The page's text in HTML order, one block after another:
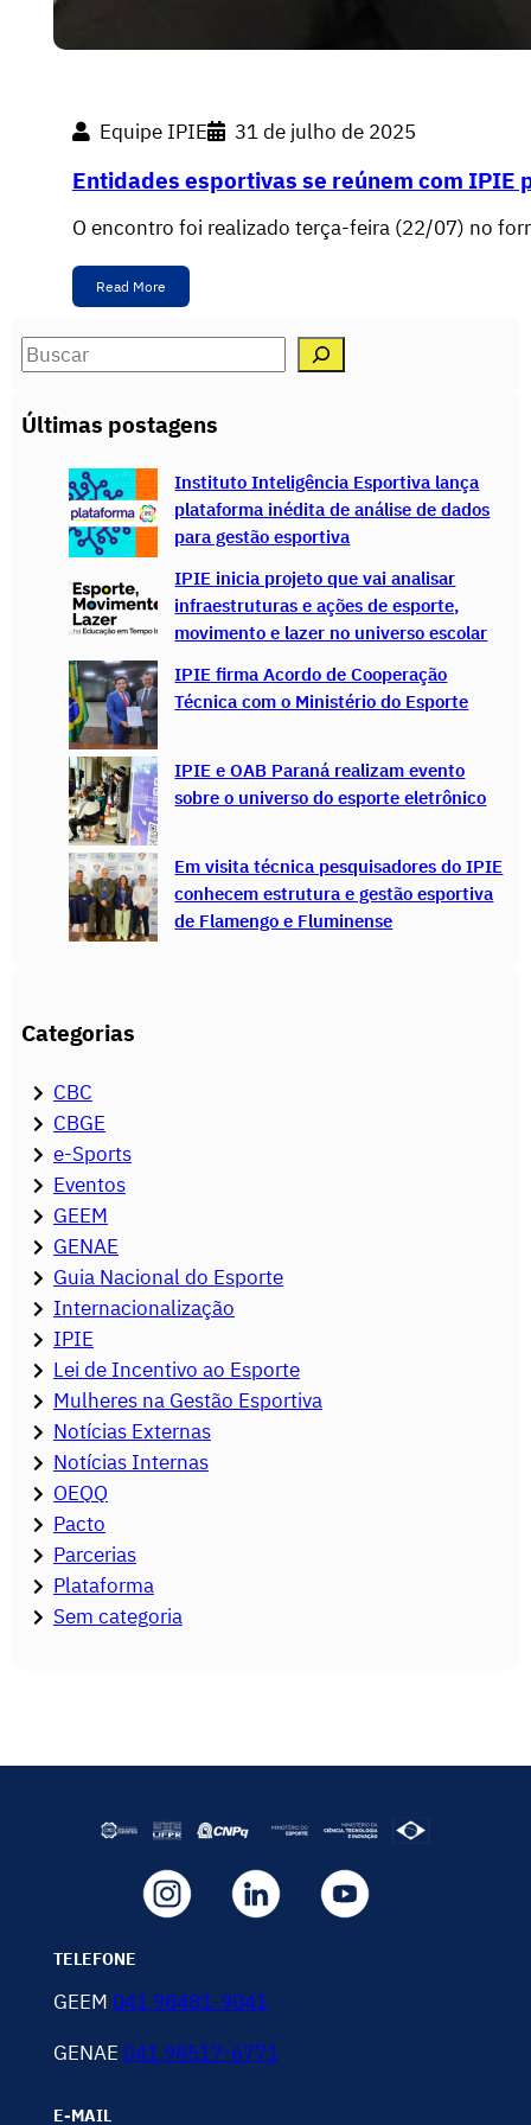
Equipe IPIE 31 de julho de 2025
Entidades esportivas se reúnem com IPIE
O encontro foi realizado terça-feira (22/07) no
Read More
S
a
Últimas postagens
Instituto Inteligência Esportiva lança
plataforma inédita de análise de dados
para gestão esportiva
IPIE inicia projeto que vai analisar
infraestruturas e ações de esporte,
movimento e lazer no universo escolar
IPIE firma Acordo de Cooperação
Técnica com o Ministério do Esporte
IPIE e OAB Paraná realizam evento
sobre o universo do esporte eletrônico
Em visita técnica pesquisadores do IPIE
conhecem estrutura e gestão esportiva
de Flamengo e Fluminense
Categorias
CBC
CBGE
e-Sports
Eventos
GEEM
GENAE
Guia Nacional do Esporte
Internacionalização
IPIE
Lei de Incentivo ao Esporte
Mulheres na Gestão Esportiva
Notícias Externas
Notícias Internas
OEQQ
Pacto
Parcerias
Plataforma
Sem categoria
TELEFONE
GEEM 041 98481-9041
GENAE 041 98517-6771
E-MAIL